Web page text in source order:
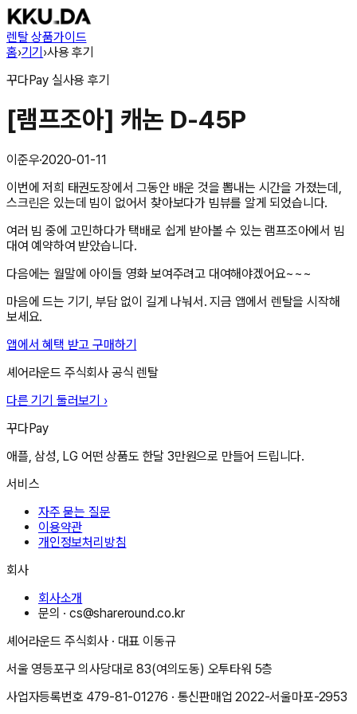
렌탈 상품가이드
홈›기기›사용 후기
꾸다Pay 실사용 후기
[램프조아] 캐논 D-45P
이준우·2020-01-11
이번에 저희 태권도장에서 그동안 배운 것을 뽑내는 시간을 가졌는데,
스크린은 있는데 빔이 없어서 찾아보다가 빔뷰를 알게 되었습니다.
여러 빔 중에 고민하다가 택배로 쉽게 받아볼 수 있는 램프조아에서 빔
대여 예약하여 받았습니다.
다음에는 월말에 아이들 영화 보여주려고 대여해야겠어요~~~
마음에 드는 기기, 부담 없이 길게 나눠서. 지금 앱에서 렌탈을 시작해
보세요.
앱에서 혜택 받고 구매하기
셰어라운드 주식회사 공식 렌탈
다른 기기 둘러보기 ›
꾸다Pay
애플, 삼성, LG 어떤 상품도 한달 3만원으로 만들어 드립니다.
서비스
자주 묻는 질문
이용약관
개인정보처리방침
회사
회사소개
문의 ·cs@shareround.co.kr
셰어라운드 주식회사 · 대표 이동규
서울 영등포구 의사당대로 83(여의도동) 오투타워 5층
사업자등록번호 479-81-01276 · 통신판매업2022-서울마포-2953